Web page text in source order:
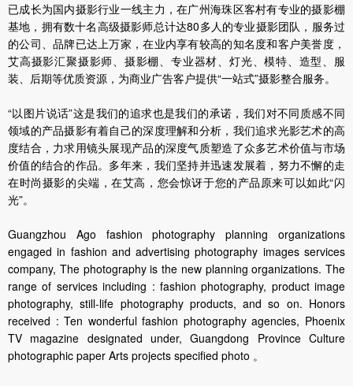
已成长为国内摄影行业一线主力，在广州海珠区客村有专业的摄影棚
基地，拥有数十名高级摄影师总计达80多人的专业摄影团队，服务过
的公司、品牌已达上万家，在业内享有较高的知名度和客户美誉度，
艾高摄影汇聚摄影师、摄影棚、专业器材、灯光、模特、造型、服
装、后期等优质资源，为商业广告客户提供“一站式”摄影整合服务。
“以图片说话”这是我们的追求也是我们的承诺，我们对不同质感不同
领域的产品摄影有着自己的深度理解和分析，我们追求光影艺术的高
度结合，力求用镜头展现产品的深度气质塑造了众多艺术价值与市场
价值的结合的作品。多年来，我们坚持并迅速发展着，努力不懈的走
在时尚摄影的尖端，在艾高，您会惊讶于您的产品原来可以如此“闪
光”。
Guangzhou Ago fashion photography planning organizations
engaged in fashion and advertising photography images services
company, The photography is the new planning organizations. The
range of services including : fashion photography, product image
photography, still-life photography products, and so on. Honors
received : Ten wonderful fashion photography agencies, Phoenix
TV magazine designated under, Guangdong Province Culture
photographic paper Arts projects specified photo 。